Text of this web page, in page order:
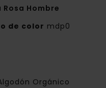
Hombre
de color mdp0
Orgánico